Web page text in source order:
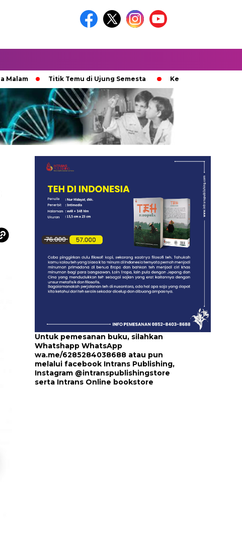
Titik Temu di Ujung Semesta Ketika Ijazah Analog
Untuk pemesanan buku, silahkan
Whatshapp WhatsApp
wa.me/6285284038688 atau pun
melalui facebook Intrans Publishing,
Instagram @intranspublishingstore
serta Intrans Online bookstore